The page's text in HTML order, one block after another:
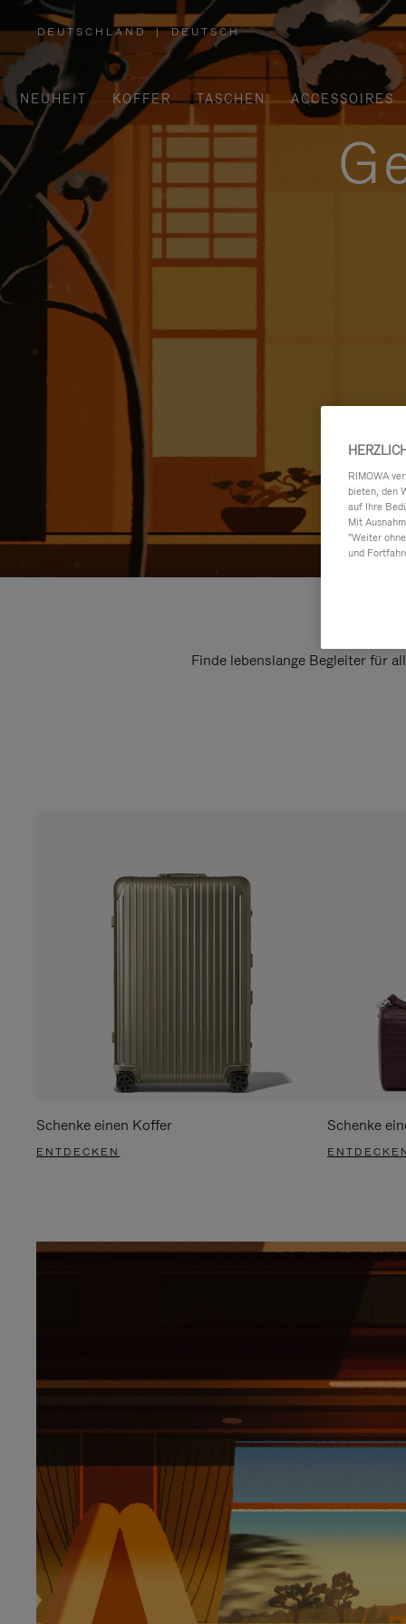
DEUTSCHLAND
,
WÄHLEN
SIE
IHRE
REGION
AUS
| DEUTSCH
NEUHEIT KOFFER TASCHEN ACCESSOIRES
Finde lebenslange Begleiter für
Schenke einen Koffer
ENTDECKEN
Schenke
RIMOWA
bieten, den
auf Ihre
Mit
"Weiter
und